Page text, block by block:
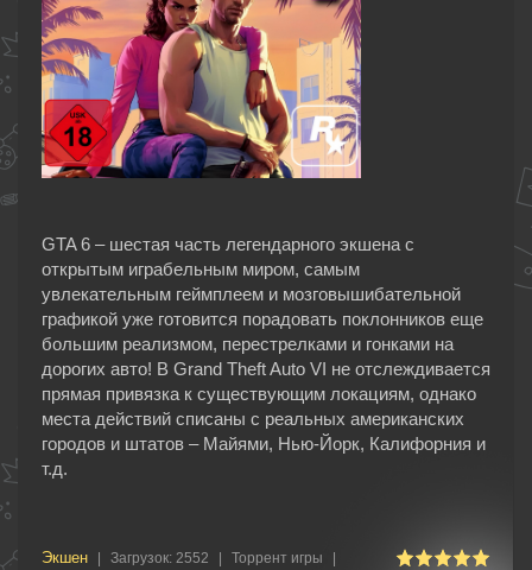
GTA 6 – шестая часть легендарного экшена с
открытым играбельным миром, самым
увлекательным геймплеем и мозговышибательной
графикой уже готовится порадовать поклонников еще
большим реализмом, перестрелками и гонками на
дорогих авто! В Grand Theft Auto VI не отслеждивается
прямая привязка к существующим локациям, однако
места действий списаны с реальных американских
городов и штатов – Майями, Нью-Йорк, Калифорния и
т.д.
Экшен Загрузок: 2552 Торрент игры